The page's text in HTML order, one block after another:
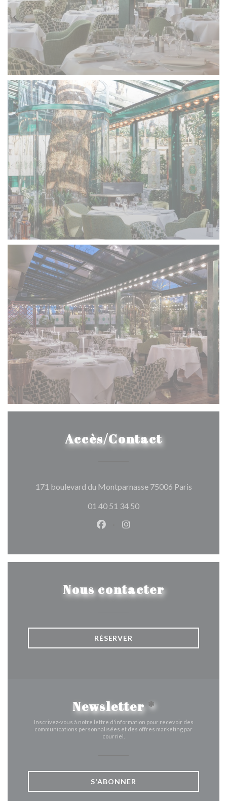
Accès/Contact
171 boulevard du Montparnasse 75006 Paris((ouvre
01 40 51 34 50
Facebook ((ouvre une
Instagram ((ouvre une
Nous contacter
RÉSERVER
Newsletter*
Inscrivez-vous à notre lettre d'information pour recevoir des
communications personnalisées et des offres marketing par
courriel.
S'ABONNER